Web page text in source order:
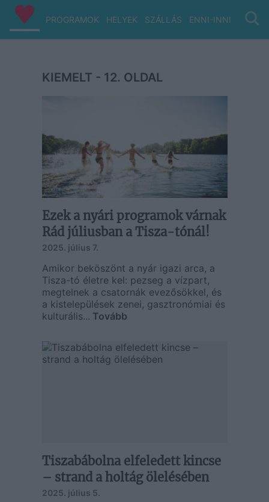
PROGRAMOK HELYEK SZÁLLÁS ENNI-INNI VIZ/
KIEMELT - 12. OLDAL
Ezek a nyári programok várnak
Rád júliusban a Tisza-tónál!
2025. július 7.
Amikor beköszönt a nyár igazi arca, a
Tisza-tó életre kel: pezseg a vízpart,
megtelnek a csatornák evezősökkel, és
a kistelepülések zenei, gasztronómiai és
kulturális... Tovább
Tiszabábolna elfeledett kincse
– strand a holtág ölelésében
2025. július 5.